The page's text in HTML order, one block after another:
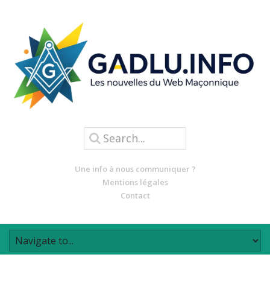
Une info à nous communiquer ?
Mentions légales
Contact